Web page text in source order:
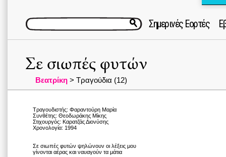
Σημερινές Εορτές
Σε σιωπές φυτών
Βεατρίκη > Τραγούδια (12)
Τραγουδιστής: Φαραντούρη Μαρία
Συνθέτης: Θεοδωράκης Μίκης
Στιχουργός: Καρατζάς Διονύσης
Χρονολογία: 1994
Σε σιωπές φυτών ψηλώνουν οι λέξεις μου
γίνονται αέρας και ναυαγούν τα μάτια